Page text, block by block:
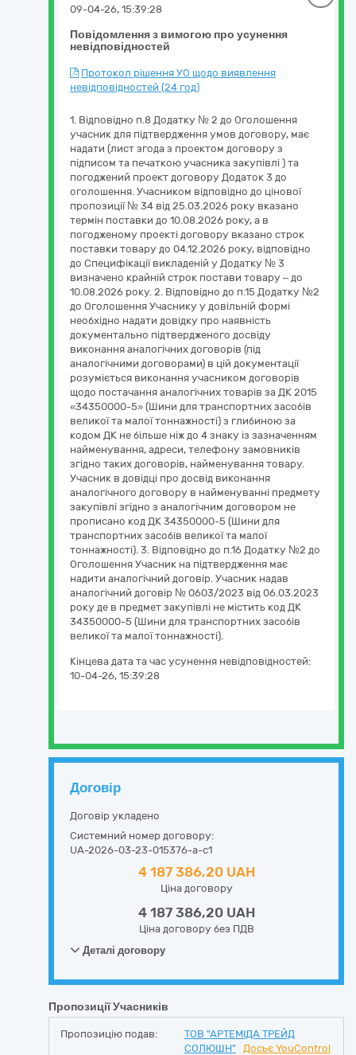
Повідомлення з вимогою про усунення
невідповідностей
09-04-26, 15:39:28
Протокол рішення УО щодо виявлення
невідповідностей (24 год)
1. Відповідно п.8 Додатку № 2 до Оголошення
учасник для підтвердження умов договору, має
надати (лист згода з проектом договору з
підписом та печаткою учасника закупівлі ) та
погоджений проект договору Додаток 3 до
оголошення. Учасником відповідно до цінової
пропозиції № 34 від 25.03.2026 року вказано
термін поставки до 10.08.2026 року, а в
погодженому проекті договору вказано строк
поставки товару до 04.12.2026 року, відповідно
до Специфікації викладеній у Додатку № 3
визначено крайній строк постави товару – до
10.08.2026 року. 2. Відповідно до п.15 Додатку №2
до Оголошення Учаснику у довільній формі
необхідно надати довідку про наявність
документально підтвердженого досвіду
виконання аналогічних договорів (під
аналогічними договорами) в цій документації
розуміється виконання учасником договорів
щодо постачання аналогічних товарів за ДК 2015
«34350000-5» (Шини для транспортних засобів
великої та малої тоннажності) з глибиною за
кодом ДК не більше ніж до 4 знаку із зазначенням
найменування, адреси, телефону замовників
згідно таких договорів, найменування товару.
Учасник в довідці про досвід виконання
аналогічного договору в найменуванні предмету
закупівлі згідно з аналогічним договором не
прописано код ДК 34350000-5 (Шини для
транспортних засобів великої та малої
тоннажності). 3. Відповідно до п.16 Додатку №2 до
Оголошення Учасник на підтвердження має
надити аналогічний договір. Учасник надав
аналогічний договір № 0603/2023 від 06.03.2023
року де в предмет закупівлі не містить код ДК
34350000-5 (Шини для транспортних засобів
великої та малої тоннажності).
Кінцева дата та час усунення невідповідностей:
10-04-26, 15:39:28
Договір
Договір укладено
Системний номер договору:
UA-2026-03-23-015376-a-c1
4 187 386,20 UAH
Ціна договору
4 187 386,20 UAH
Ціна договору без ПДВ
Деталі договору
Пропозиції Учасників
Пропозицію подав:
ТОВ "АРТЕМІДА ТРЕЙД
СОЛЮШН"
Досьє YouControl